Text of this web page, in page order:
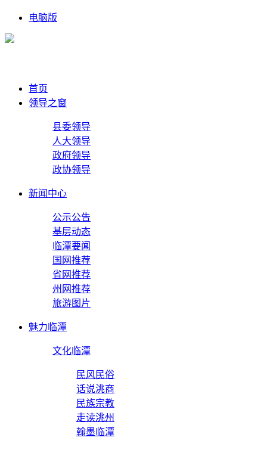
电脑版
首页
领导之窗
县委领导
人大领导
政府领导
政协领导
新闻中心
公示公告
基层动态
临潭要闻
国网推荐
省网推荐
州网推荐
旅游图片
魅力临潭
文化临潭
民风民俗
话说洮商
民族宗教
走读洮州
翰墨临潭